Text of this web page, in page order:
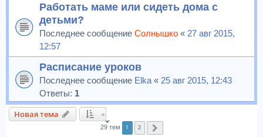
Работать маме или сидеть дома с
детьми?
Последнее сообщение Солнышко « 27 авг 2015,
12:57
Расписание уроков
Последнее сообщение Elka « 25 авг 2015, 12:43
Ответы: 1
Новая тема
29 тем 1 2